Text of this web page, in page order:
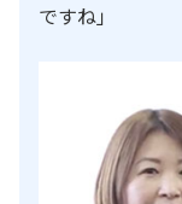
ですね」